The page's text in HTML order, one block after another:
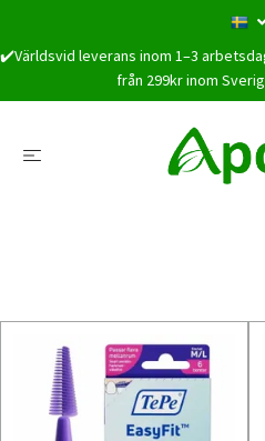
✔️Världsvid leverans inom 1–3
från 299kr inom